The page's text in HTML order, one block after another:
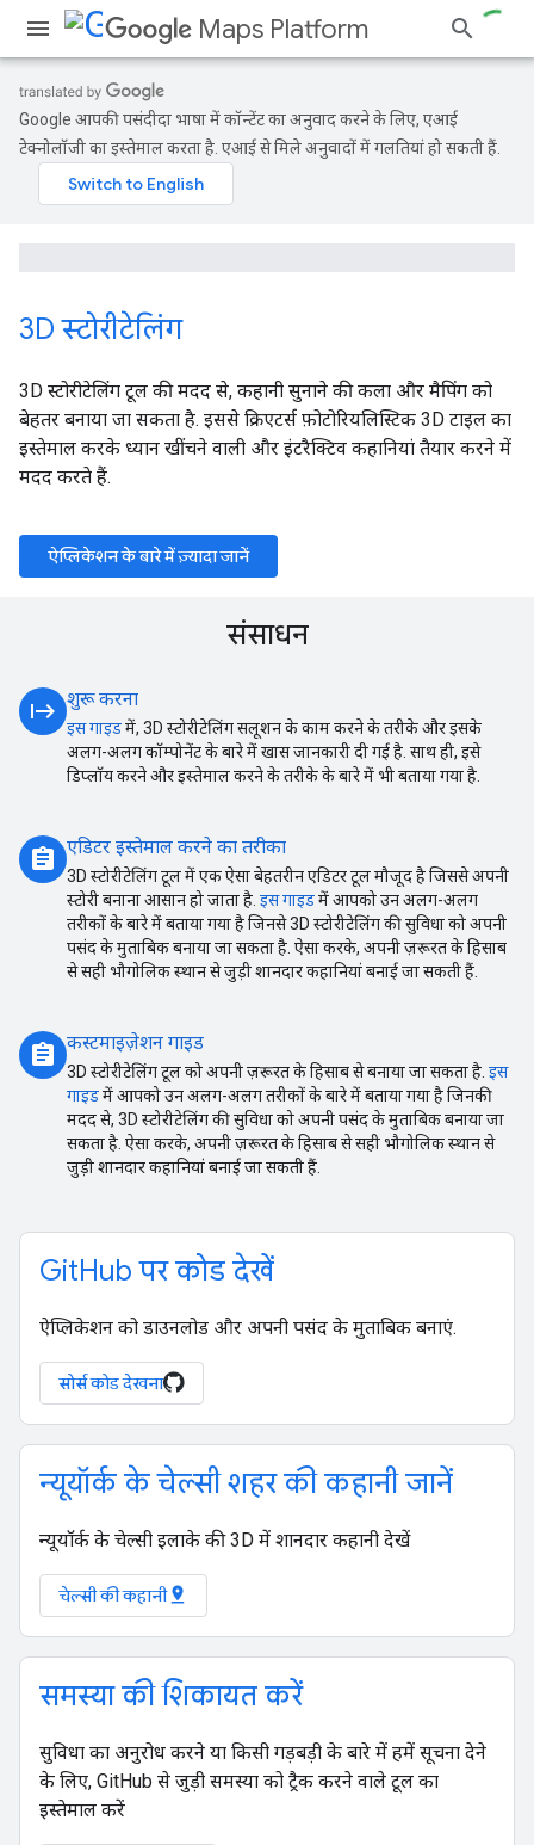
Maps Platform
Google आपकी पसंदीदा भाषा में कॉन्टेंट का अनुवाद करने के लिए, एआई
टेक्नोलॉजी का इस्तेमाल करता है. एआई से मिले अनुवादों में गलतियां हो सकती हैं.
3D स्टोरीटेलिंग
3D स्टोरीटेलिंग टूल की मदद से, कहानी सुनाने की कला और मैपिंग को
बेहतर बनाया जा सकता है. इससे क्रिएटर्स फ़ोटोरियलिस्टिक 3D टाइल का
इस्तेमाल करके ध्यान खींचने वाली और इंटरैक्टिव कहानियां तैयार करने में
मदद करते हैं.
ऐप्लिकेशन के बारे में ज़्यादा जानें
संसाधन
start शुरू करना
इस गाइडमें, 3D स्टोरीटेलिंग सलूशन के काम करने के तरीके और इसके
अलग-अलग कॉम्पोनेंट के बारे में खास जानकारी दी गई है. साथ ही, इसे
डिप्लॉय करने और इस्तेमाल करने के तरीके के बारे में भी बताया गया है.
assignment एडिटर इस्तेमाल करने का तरीका
3D स्टोरीटेलिंग टूल में एक ऐसा बेहतरीन एडिटर टूल मौजूद है जिससे अपनी
स्टोरी बनाना आसान हो जाता है. इस गाइडमें आपको उन अलग-अलग
तरीकों के बारे में बताया गया है जिनसे 3D स्टोरीटेलिंग की सुविधा को अपनी
पसंद के मुताबिक बनाया जा सकता है. ऐसा करके, अपनी ज़रूरत के हिसाब
से सही भौगोलिक स्थान से जुड़ी शानदार कहानियां बनाई जा सकती हैं.
assignment कस्टमाइज़ेशन गाइड
3D स्टोरीटेलिंग टूल को अपनी ज़रूरत के हिसाब से बनाया जा सकता है. इस
गाइडमें आपको उन अलग-अलग तरीकों के बारे में बताया गया है जिनकी
मदद से, 3D स्टोरीटेलिंग की सुविधा को अपनी पसंद के मुताबिक बनाया जा
सकता है. ऐसा करके, अपनी ज़रूरत के हिसाब से सही भौगोलिक स्थान से
जुड़ी शानदार कहानियां बनाई जा सकती हैं.
GitHub पर कोड देखें
ऐप्लिकेशन को डाउनलोड और अपनी पसंद के मुताबिक बनाएं.
सोर्स कोड देखना
न्यूयॉर्क के चेल्सी शहर की कहानी जानें
न्यूयॉर्क के चेल्सी इलाके की 3D में शानदार कहानी देखें
चेल्सी की कहानीpin_drop
समस्या की शिकायत करें
सुविधा का अनुरोध करने या किसी गड़बड़ी के बारे में हमें सूचना देने
के लिए, GitHub से जुड़ी समस्या को ट्रैक करने वाले टूल का
इस्तेमाल करें